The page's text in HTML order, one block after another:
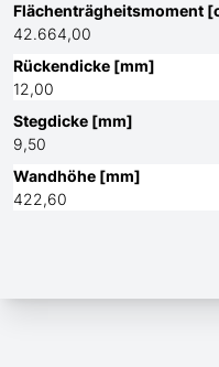
Flächenträgheitsmoment
42.664,00
Rückendicke [mm]
12,00
Stegdicke [mm]
9,50
Wandhöhe [mm]
422,60